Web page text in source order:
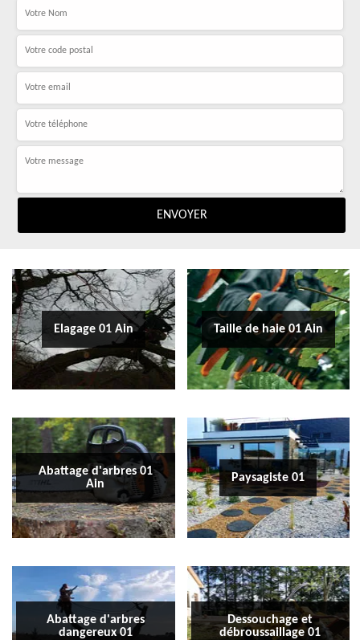
Elagage 01 Ain Taille de haie 01 Ain
Abattage d'arbres 01
Ain
Paysagiste 01
Abattage d'arbres
dangereux 01
Dessouchage et
débroussaillage 01